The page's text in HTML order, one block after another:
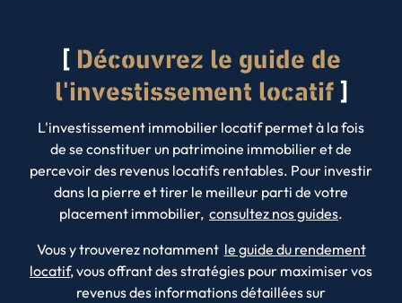
Découvrez le guide de
l'investissement locatif
L'investissement immobilier locatif permet à la fois
de se constituer un patrimoine immobilier et de
percevoir des revenus locatifs rentables. Pour investir
dans la pierre et tirer le meilleur parti de votre
placement immobilier, consultez nos guides.
Vous y trouverez notamment le guide du rendement
locatif, vous offrant des stratégies pour maximiser vos
revenus des informations détaillées sur